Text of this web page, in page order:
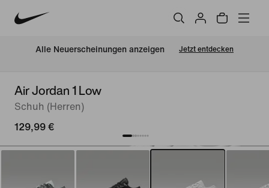
Alle Neuerscheinungen anzeigen Jetzt entdecken
Air Jordan 1 Low
Schuh (Herren)
129,99 €